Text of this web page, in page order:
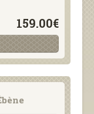
159.00€